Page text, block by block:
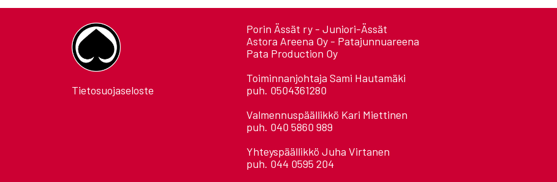
Tietosuojaseloste
Porin Ässät ry - Juniori-Ässät
Astora Areena Oy - Patajunnuareena
Pata Production Oy
Toiminnanjohtaja Sami Hautamäki
puh. 0504361280
Valmennuspäällikkö Kari Miettinen
puh. 040 5860 989
Yhteyspäällikkö Juha Virtanen
puh. 044 0595 204